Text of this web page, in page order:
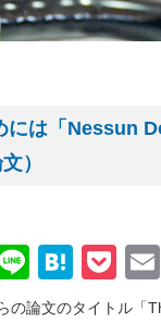
は「Nessun
）
Line
の論文のタイトル「